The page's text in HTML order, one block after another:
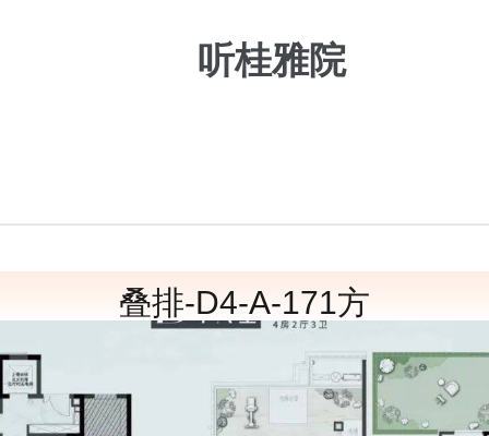
听桂雅院
叠排-D4-A-171方